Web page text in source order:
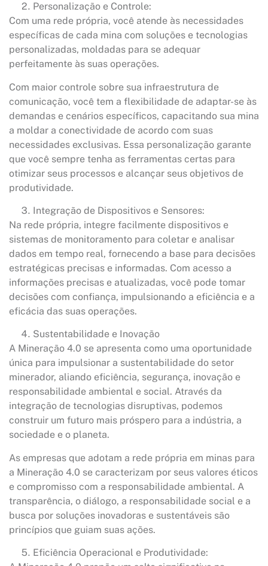
Personalização e Controle:
Com uma rede própria, você atende às necessidades
específicas de cada mina com soluções e tecnologias
personalizadas, moldadas para se adequar
perfeitamente às suas operações.
Com maior controle sobre sua infraestrutura de
comunicação, você tem a flexibilidade de adaptar-se às
demandas e cenários específicos, capacitando sua mina
a moldar a conectividade de acordo com suas
necessidades exclusivas. Essa personalização garante
que você sempre tenha as ferramentas certas para
otimizar seus processos e alcançar seus objetivos de
produtividade.
Integração de Dispositivos e Sensores:
Na rede própria, integre facilmente dispositivos e
sistemas de monitoramento para coletar e analisar
dados em tempo real, fornecendo a base para decisões
estratégicas precisas e informadas. Com acesso a
informações precisas e atualizadas, você pode tomar
decisões com confiança, impulsionando a eficiência e a
eficácia das suas operações.
Sustentabilidade e Inovação
A Mineração 4.0 se apresenta como uma oportunidade
única para impulsionar a sustentabilidade do setor
minerador, aliando eficiência, segurança, inovação e
responsabilidade ambiental e social. Através da
integração de tecnologias disruptivas, podemos
construir um futuro mais próspero para a indústria, a
sociedade e o planeta.
As empresas que adotam a rede própria em minas para
a Mineração 4.0 se caracterizam por seus valores éticos
e compromisso com a responsabilidade ambiental. A
transparência, o diálogo, a responsabilidade social e a
busca por soluções inovadoras e sustentáveis são
princípios que guiam suas ações.
Eficiência Operacional e Produtividade: